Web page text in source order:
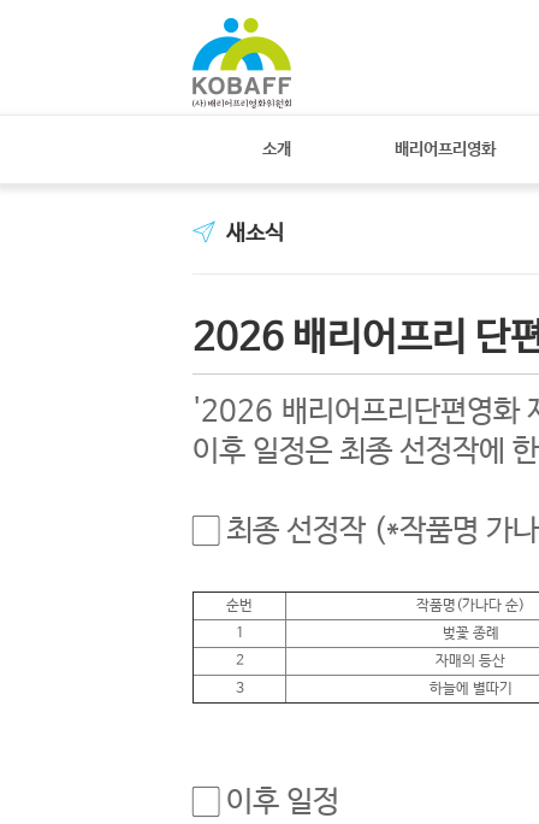
소개 배리어프리영화
새소식
2026 배리어프리 단
'2026 배리어프리단편영화
이후 일정은 최종 선정작에
▢ 최종 선정작 (*작품명 가
순번
작품명(가나다 순)
1
벚꽃 종례
2
자매의 등산
3
하늘에 별따기
▢ 이후 일정